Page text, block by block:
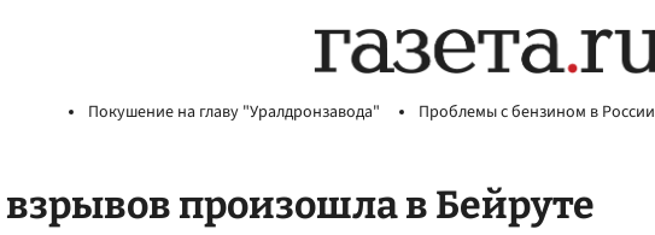
Покушение на главу "Уралдронзавода" Проблемы с бензином в России
произошла в Бейруте